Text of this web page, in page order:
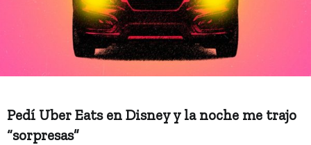
Pedí Uber Eats en Disney y la noche me trajo
“sorpresas”